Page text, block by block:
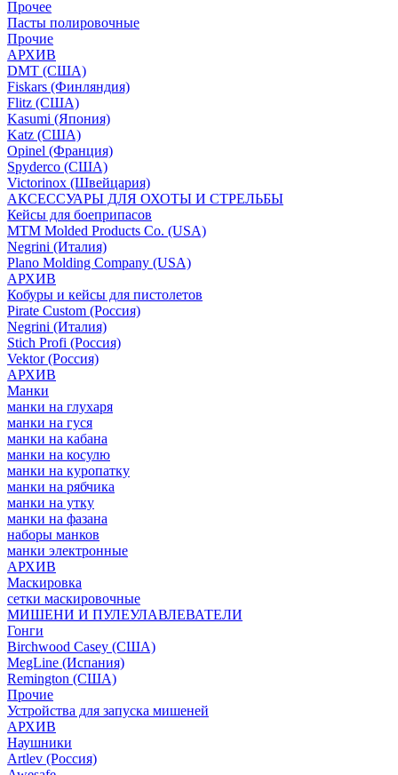
Прочее
Пасты полировочные
Прочие
АРХИВ
DMT (США)
Fiskars (Финляндия)
Flitz (США)
Kasumi (Япония)
Katz (США)
Opinel (Франция)
Spyderco (США)
Victorinox (Швейцария)
АКСЕССУАРЫ ДЛЯ ОХОТЫ И СТРЕЛЬБЫ
Кейсы для боеприпасов
MTM Molded Products Co. (USA)
Negrini (Италия)
Plano Molding Company (USA)
АРХИВ
Кобуры и кейсы для пистолетов
Pirate Custom (Россия)
Negrini (Италия)
Stich Profi (Россия)
Vektor (Россия)
АРХИВ
Манки
манки на глухаря
манки на гуся
манки на кабана
манки на косулю
манки на куропатку
манки на рябчика
манки на утку
манки на фазана
наборы манков
манки электронные
АРХИВ
Маскировка
сетки маскировочные
МИШЕНИ И ПУЛЕУЛАВЛЕВАТЕЛИ
Гонги
Birchwood Casey (США)
MegLine (Испания)
Remington (США)
Прочие
Устройства для запуска мишеней
АРХИВ
Наушники
Artlev (Россия)